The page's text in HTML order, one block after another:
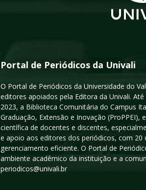
Portal de Periódicos da Univali
O Portal de Periódicos da Universidade do
editores apoiados pela Editora da Univali.
2023, a Biblioteca Comunitária do Campus
Graduação, Extensão e Inovação
científica de docentes e discentes,
e apoio aos editores dos periódicos, com 20
gerenciamento eficiente. O Portal de
ambiente acadêmico da instituição e a
periodicos@univali.br